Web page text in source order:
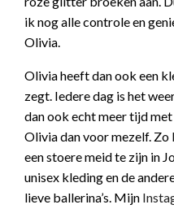
ik nog alle controle en
Olivia.
Olivia heeft dan ook een
zegt. Iedere dag is het
dan ook echt meer tijd
Olivia dan voor mezelf. Zo
een stoere meid te zijn in
unisex kleding en de
lieve ballerina’s. Mijn